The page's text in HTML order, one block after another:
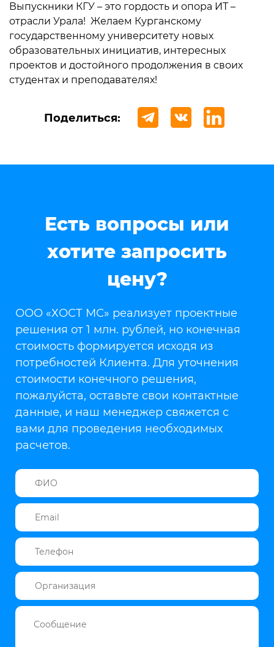
Выпускники КГУ – это гордость и опора ИТ –
отрасли Урала! Желаем Курганскому
государственному университету новых
образовательных инициатив, интересных
проектов и достойного продолжения в своих
студентах и преподавателях!
Поделиться:
Есть вопросы или
хотите запросить
цену?
ООО «ХОСТ МС» реализует проектные
решения от 1 млн. рублей, но конечная
стоимость формируется исходя из
потребностей Клиента. Для уточнения
стоимости конечного решения,
пожалуйста, оставьте свои контактные
данные, и наш менеджер свяжется с
вами для проведения необходимых
расчетов.